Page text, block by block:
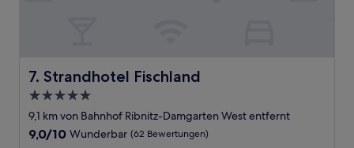
7. Strandhotel Fischland
Strandhotel Fischland
5.0-
Sterne-
Unterkunft
9,1 km von Bahnhof Ribnitz-Damgarten West entfernt
9.0
9,0/10 Wunderbar (62 Bewertungen)